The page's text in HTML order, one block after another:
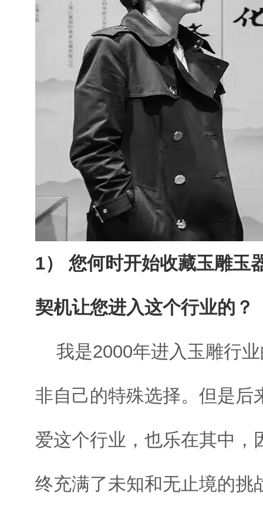
1） 您何时开始收藏玉雕玉
契机让您进入这个行业的？
我是2000年进入玉雕行业
非自己的特殊选择。但是后
爱这个行业，也乐在其中，
终充满了未知和无止境的挑